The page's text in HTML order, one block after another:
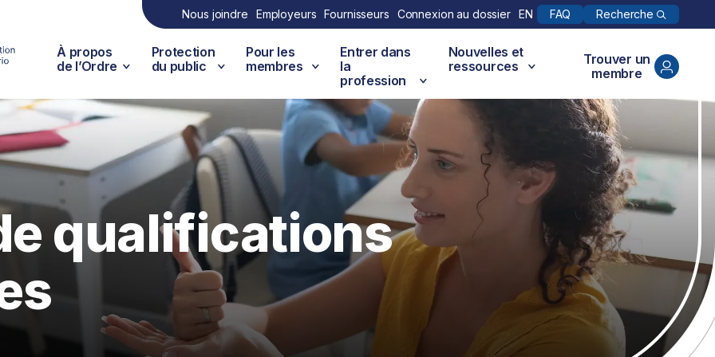
Nous joindre Employeurs Fournisseurs Connexion au dossier EN FAQ Recherche
À propos
de l’Ordre
Protection
du public
Pour les
membres
Entrer dans
la
profession
Nouvelles et
ressources
Trouver un
membre
qualifications